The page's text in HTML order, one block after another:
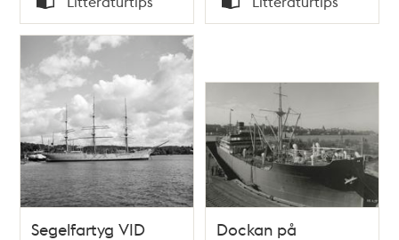
Typ Typ
Segelfartyg VID
Dockan på